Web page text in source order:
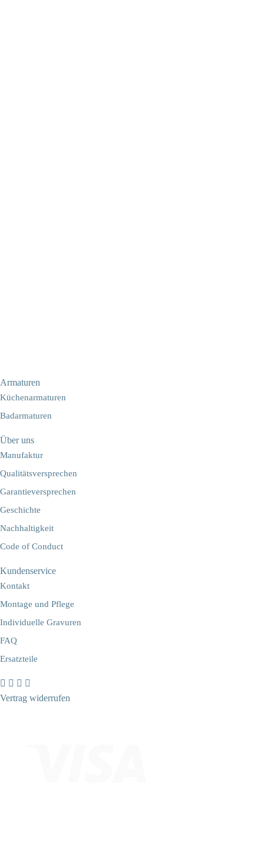
Armaturen
Küchenarmaturen
Badarmaturen
Über uns
Manufaktur
Qualitätsversprechen
Garantieversprechen
Geschichte
Nachhaltigkeit
Code of Conduct
Kundenservice
Kontakt
Montage und Pflege
Individuelle Gravuren
FAQ
Ersatzteile
Vertrag widerrufen